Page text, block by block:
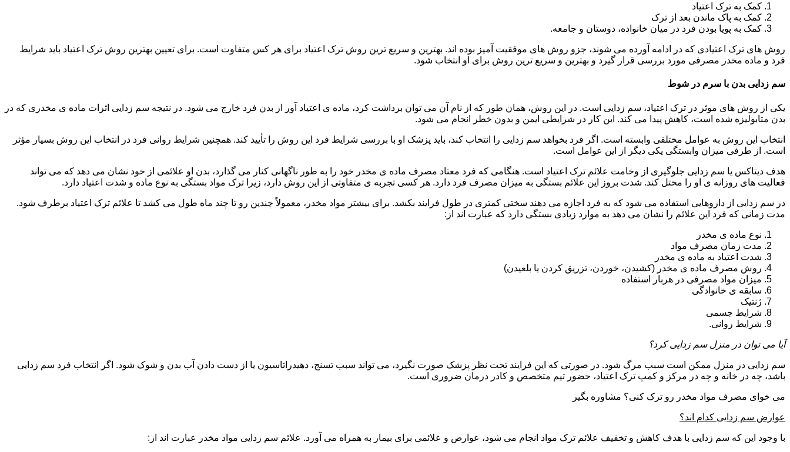
کمک به ترک اعتیاد
کمک به پاک ماندن بعد از ترک
کمک به پویا بودن فرد در میان خانواده، دوستان و جامعه.
روش های ترک اعتیادی که در ادامه آورده می شوند، جزو روش های موفقیت آمیز بوده اند. بهترین و سریع ترین روش ترک اعتیاد برای هر کس متفاوت است. برای تعیین بهترین روش ترک اعتیاد باید شرایط
فرد و ماده مخدر مصرفی مورد بررسی قرار گیرد و بهترین و سریع ترین روش برای او انتخاب شود.
سم زدایی بدن با سرم در شوط
یکی از روش های موثر در ترک اعتیاد، سم زدایی است. در این روش، همان طور که از نام آن می توان برداشت کرد، ماده ی اعتیاد آور از بدن فرد خارج می شود. در نتیجه سم زدایی اثرات ماده ی مخدری که در
بدن متابولیزه شده است، کاهش پیدا می کند. این کار در شرایطی ایمن و بدون خطر انجام می شود.
انتخاب این روش به عوامل مختلفی وابسته است. اگر فرد بخواهد سم زدایی را انتخاب کند، باید پزشک او با بررسی شرایط فرد این روش را تأیید کند. همچنین شرایط روانی فرد در انتخاب این روش بسیار مؤثر
است. از طرفی میزان وابستگی یکی دیگر از این عوامل است.
هدف دیتاکس یا سم زدایی جلوگیری از وخامت علائم ترک اعتیاد است. هنگامی که فرد معتاد مصرف ماده ی مخدر خود را به طور ناگهانی کنار می گذارد، بدن او علائمی از خود نشان می دهد که می تواند
فعالیت های روزانه ی او را مختل کند. شدت بروز این علائم بستگی به میزان مصرف فرد دارد. هر کسی تجربه ی متفاوتی از این روش دارد، زیرا ترک مواد بستگی به نوع ماده و شدت اعتیاد دارد.
در سم زدایی از داروهایی استفاده می شود که به فرد اجازه می دهند سختی کمتری در طول فرایند بکشد. برای بیشتر مواد مخدر، معمولاً چندین رو تا چند ماه طول می کشد تا علائم ترک اعتیاد برطرف شود.
مدت زمانی که فرد این علائم را نشان می دهد به موارد زیادی بستگی دارد که عبارت اند از:
نوع ماده ی مخدر
مدت زمان مصرف مواد
شدت اعتیاد به ماده ی مخدر
روش مصرف ماده ی مخدر (کشیدن، خوردن، تزریق کردن یا بلعیدن)
میزان مواد مصرفی در هربار استفاده
سابقه ی خانوادگی
ژنتیک
شرایط جسمی
شرایط روانی.
آیا می توان در منزل سم زدایی کرد؟
سم زدایی در منزل ممکن است سبب مرگ شود. در صورتی که این فرایند تحت نظر پزشک صورت نگیرد، می تواند سبب تسنج، دهیدراتاسیون یا از دست دادن آب بدن و شوک شود. اگر انتخاب فرد سم زدایی
باشد، چه در خانه و چه در مرکز و کمپ ترک اعتیاد، حضور تیم متخصص و کادر درمان ضروری است.
می خوای مصرف مواد مخدر رو ترک کنی؟ مشاوره بگیر
عوارض سم زدایی کدام اند؟
با وجود این که سم زدایی با هدف کاهش و تخفیف علائم ترک مواد انجام می شود، عوارض و علائمی برای بیمار به همراه می آورد. علائم سم زدایی مواد مخدر عبارت اند از: